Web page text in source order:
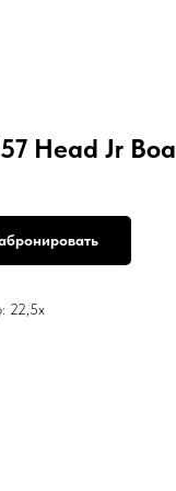
Head Jr Воа
22,5х